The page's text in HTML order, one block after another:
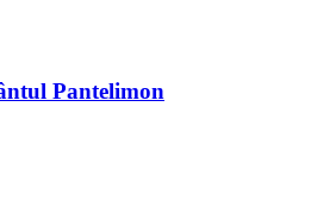
Pantelimon